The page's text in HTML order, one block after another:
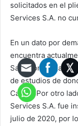
solicitados en el
Services S.A. no
En un dato por
encuentra
Salvador en
de estudios de
Cabral . Por otro
Services S.A. fue
julio de 2020, por